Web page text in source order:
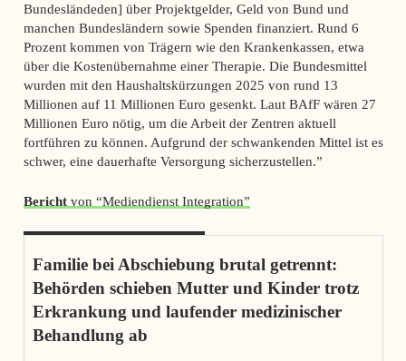
Bundesländeden] über Projektgelder, Geld von Bund und
manchen Bundesländern sowie Spenden finanziert. Rund 6
Prozent kommen von Trägern wie den Krankenkassen, etwa
über die Kostenübernahme einer Therapie. Die Bundesmittel
wurden mit den Haushaltskürzungen 2025 von rund 13
Millionen auf 11 Millionen Euro gesenkt. Laut BAfF wären 27
Millionen Euro nötig, um die Arbeit der Zentren aktuell
fortführen zu können. Aufgrund der schwankenden Mittel ist es
schwer, eine dauerhafte Versorgung sicherzustellen.”
Berichtvon “Mediendienst Integration”
Familie bei Abschiebung brutal getrennt:
Behörden schieben Mutter und Kinder trotz
Erkrankung und laufender medizinischer
Behandlung ab